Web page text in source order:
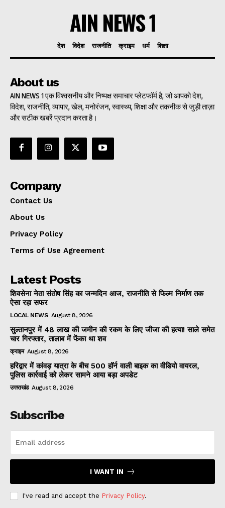
AIN NEWS 1
देश विदेश राजनीति क्राइम धर्म शिक्षा
About us
AIN NEWS 1 एक विश्वसनीय और निष्पक्ष समाचार प्लेटफॉर्म है, जो आपको देश,
विदेश, राजनीति, व्यापार, खेल, मनोरंजन, स्वास्थ्य, शिक्षा और तकनीक से जुड़ी ताज़ा
और सटीक खबरें प्रदान करता है।
Company
Contact Us
About Us
Privacy Policy
Terms of Use Agreement
Latest Posts
शिवसेना नेता संतोष सिंह का जन्मदिन आज, राजनीति से फिल्म निर्माण तक
ऐसा रहा सफर
LOCAL NEWS August 8, 2026
सुल्तानपुर में 48 लाख की जमीन की रकम के लिए जीजा की हत्या! साले समेत
चार गिरफ्तार, तालाब में फेंका था शव
क्राइम August 8, 2026
हरिद्वार में कांवड़ यात्रा के बीच 500 हॉर्न वाली बाइक का वीडियो वायरल,
पुलिस कार्रवाई को लेकर सामने आया बड़ा अपडेट
उत्तराखंड August 8, 2026
Subscribe
I WANT IN
I've read and accept the Privacy Policy.